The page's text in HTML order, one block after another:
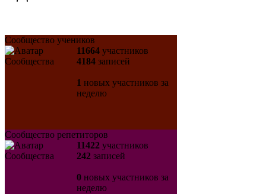
Сообщество учеников
11664 участников
4184 записей
1 новых участников за
неделю
Сообщество репетиторов
11422 участников
242 записей
0 новых участников за
неделю